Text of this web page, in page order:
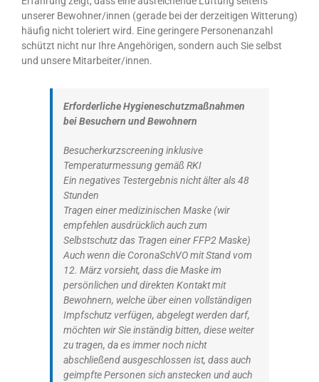
unserer Bewohner/innen (gerade bei der derzeitigen Witterung)
häufig nicht toleriert wird. Eine geringere Personenanzahl
schützt nicht nur Ihre Angehörigen, sondern auch Sie selbst
und unsere Mitarbeiter/innen.
Erforderliche Hygieneschutzmaßnahmen
bei Besuchern und Bewohnern
Besucherkurzscreening inklusive
Temperaturmessung gemäß RKI
Ein negatives Testergebnis nicht älter als 48
Stunden
Tragen einer medizinischen Maske (wir
empfehlen ausdrücklich auch zum
Selbstschutz das Tragen einer FFP2 Maske)
Auch wenn die CoronaSchVO mit Stand vom
12. März vorsieht, dass die Maske im
persönlichen und direkten Kontakt mit
Bewohnern, welche über einen vollständigen
Impfschutz verfügen, abgelegt werden darf,
möchten wir Sie inständig bitten, diese weiter
zu tragen, da es immer noch nicht
abschließend ausgeschlossen ist, dass auch
geimpfte Personen sich anstecken und auch